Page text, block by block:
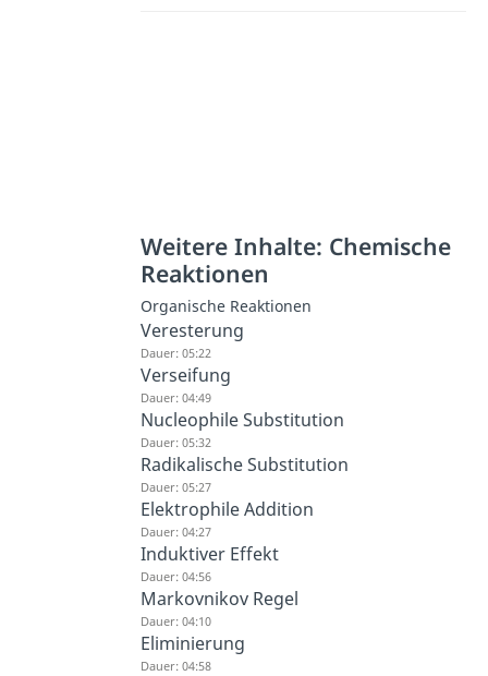
Weitere Inhalte: Chemische
Reaktionen
Organische Reaktionen
Veresterung
Dauer: 05:22
Verseifung
Dauer: 04:49
Nucleophile Substitution
Dauer: 05:32
Radikalische Substitution
Dauer: 05:27
Elektrophile Addition
Dauer: 04:27
Induktiver Effekt
Dauer: 04:56
Markovnikov Regel
Dauer: 04:10
Eliminierung
Dauer: 04:58